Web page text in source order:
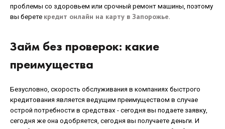
проблемы со здоровьем или срочный ремонт машины, поэтому
вы берете кредит онлайн на карту в Запорожье.
Займ без проверок: какие
преимущества
Безусловно, скорость обслуживания в компаниях быстрого
кредитования является ведущим преимуществом в случае
острой потребности в средствах - сегодня вы подаете заявку,
сегодня же она одобряется, сегодня вы получаете деньги. И